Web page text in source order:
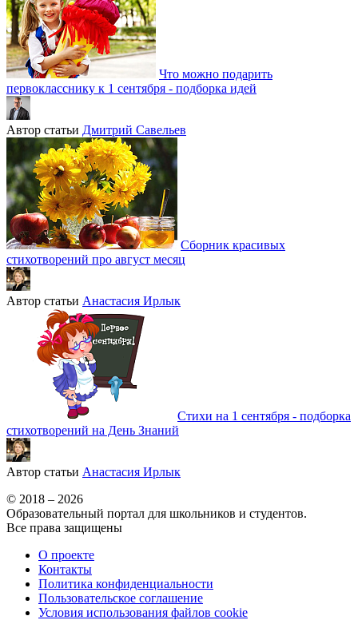
Что можно подарить
первокласснику к 1 сентября - подборка идей
Автор статьи Дмитрий Савельев
Сборник красивых
стихотворений про август месяц
Автор статьи Анастасия Ирлык
Стихи на 1 сентября - подборка
стихотворений на День Знаний
Автор статьи Анастасия Ирлык
© 2018 – 2026
Образовательный портал для школьников и студентов.
Все права защищены
О проекте
Контакты
Политика конфиденциальности
Пользовательское соглашение
Условия использования файлов cookie